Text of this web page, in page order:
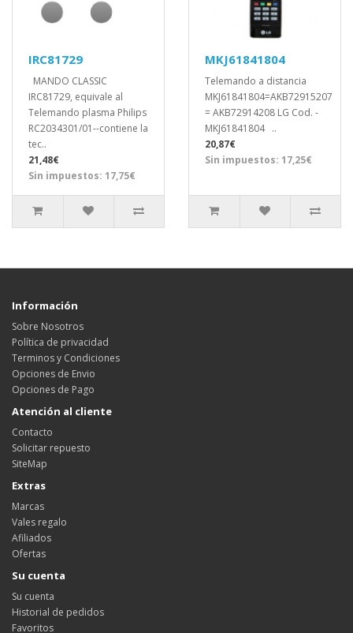
IRC81729
MANDO CLASSIC
IRC81729, equivale al
Telemando plasma Philips
RC2034301/01--contiene la
tec..
21,48€
Sin impuestos: 17,75€
MKJ61841804
Telemando a distancia
MKJ61841804=AKB72915207
= AKB72914208 LG Cod. -
MKJ61841804 ..
20,87€
Sin impuestos: 17,25€
Información
Sobre Nosotros
Política de privacidad
Terminos y Condiciones
Opciones de Envio
Opciones de Pago
Atención al cliente
Contacto
Solicitar repuesto
SiteMap
Extras
Marcas
Vales regalo
Afiliados
Ofertas
Su cuenta
Su cuenta
Historial de pedidos
Favoritos